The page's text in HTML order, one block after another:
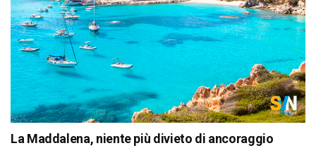
La Maddalena, niente più divieto di ancoraggio